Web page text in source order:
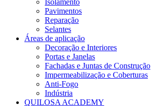
Isolamento
Pavimentos
Reparação
Selantes
Áreas de aplicação
Decoração e Interiores
Portas e Janelas
Fachadas e Juntas de Construção
Impermeabilização e Coberturas
Anti-Fogo
Indústria
QUILOSA ACADEMY